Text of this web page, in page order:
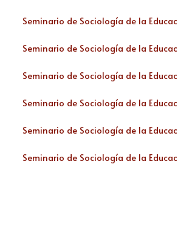
Seminario de Sociología de la
Seminario de Sociología de la
Seminario de Sociología de la
Seminario de Sociología de la
Seminario de Sociología de la
Seminario de Sociología de la